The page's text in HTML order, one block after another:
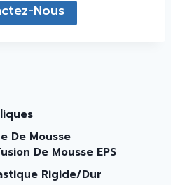
Nous
De Mousse
De Mousse EPS
Rigide/dur